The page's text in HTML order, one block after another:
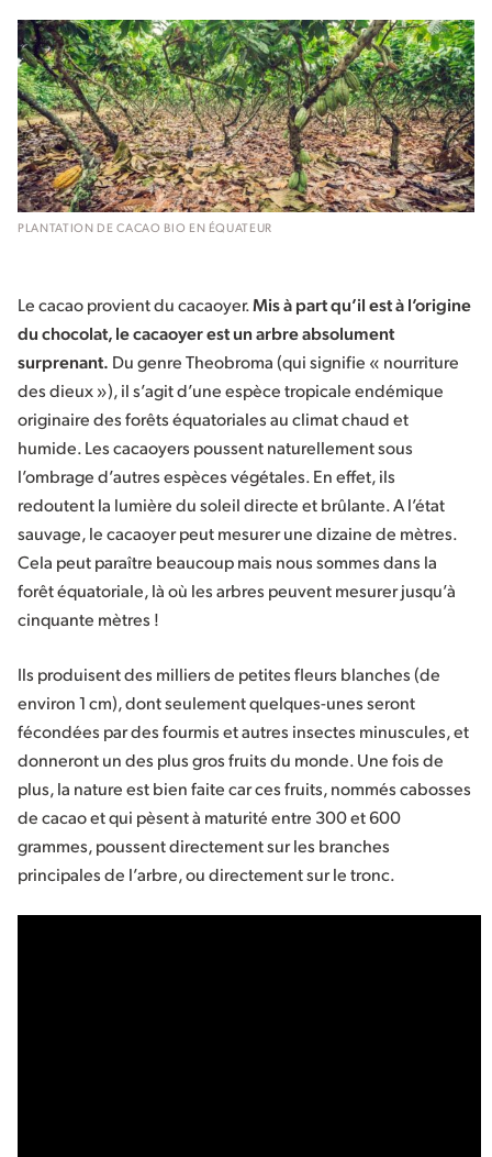
PLANTATION DE CACAO BIO EN ÉQUATEUR
Le cacao provient du cacaoyer.Mis à part qu’il est à l’origine
du chocolat, le cacaoyer est un arbre absolument
surprenant. Du genre Theobroma (qui signifie « nourriture
des dieux »), il s’agit d’une espèce tropicale endémique
originaire des forêts équatoriales au climat chaud et
humide. Les cacaoyers poussent naturellement sous
l’ombrage d’autres espèces végétales. En effet, ils
redoutent la lumière du soleil directe et brûlante. A l’état
sauvage, le cacaoyer peut mesurer une dizaine de mètres.
Cela peut paraître beaucoup mais nous sommes dans la
forêt équatoriale, là où les arbres peuvent mesurer jusqu’à
cinquante mètres !
Ils produisent des milliers de petites fleurs blanches (de
environ 1 cm), dont seulement quelques-unes seront
fécondées par des fourmis et autres insectes minuscules, et
donneront un des plus gros fruits du monde. Une fois de
plus, la nature est bien faite car ces fruits, nommés cabosses
de cacao et qui pèsent à maturité entre 300 et 600
grammes, poussent directement sur les branches
principales de l’arbre, ou directement sur le tronc.